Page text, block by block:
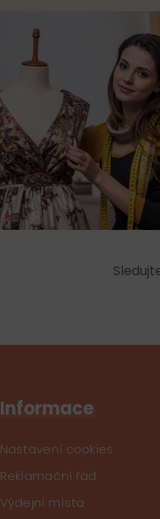
Informace
Nastavení cookies
Reklamační řád
Výdejní místa